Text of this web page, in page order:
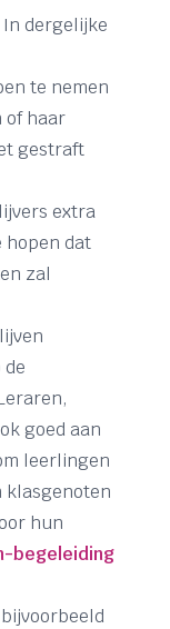
dergelijke
te nemen
of haar
gestraft
extra
hopen dat
zal
goed aan
leerlingen
klasgenoten
hun
begeleiding